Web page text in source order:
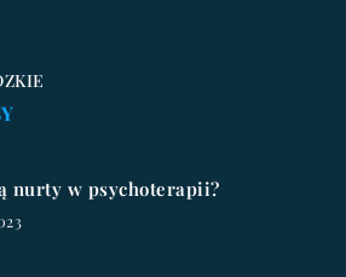
nurty w psychoterapii?